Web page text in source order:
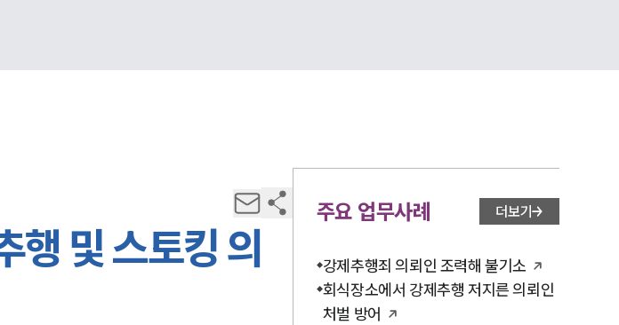
행 및 스토킹 의
주요 업무사례 더보기
강제추행죄 의뢰인 조력해 불기소
회식장소에서 강제추행 저지른 의뢰인
처벌 방어